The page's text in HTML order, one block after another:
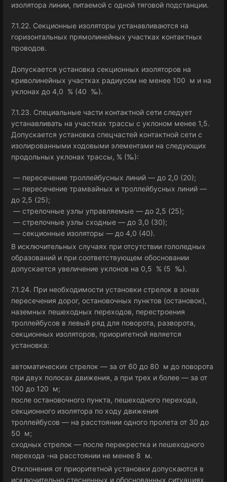
изолятора линии, питаемой с одной тяговой подстанции.
7.1.22. Секционные изоляторы устанавливаются на
горизонтальных прямолинейных участках контактных
проводов.
Допускается установка секционных изоляторов на
криволинейных участках радиусом не менее 100 м и на
уклонах до 4,0 % (40 ‰).
7.1.23. Специальные части контактной сети следует
устанавливать на участках трассы с уклоном менее 1,5.
Допускается установка спецчастей контактной сети с
изолированными ходовыми элементами на следующих
продольных уклонах трассы, % (‰):
— пересечение троллейбусных линий — до 2,0 (20);
— пересечение трамвайных и троллейбусных линий —
до 2,5 (25);
— стрелочные узлы управляемые — до 2,5 (25);
— стрелочные узлы сходные — до 3,0 (30);
— секционные изоляторы — до 4,0 (40).
В исключительных случаях при отсутствии гололедных
образований и при соответствующем обосновании
допускается увеличение уклонов на 0,5 % (5 ‰).
7.1.24. При необходимости установки стрелок в зонах
пересечения дорог, остановочных пунктов (остановок),
наземных пешеходных переходов, перестроения
троллейбусов в левый ряд для поворота, разворота,
секционных изоляторов, приоритетной является
установка:
автоматических стрелок — за от 60 до 80 м до поворота
при двух полосах движения, а при трех и более — за от
100 до 120 м;
после остановочного пункта, пешеходного перехода,
секционного изолятора по ходу движения
троллейбусов — на расстоянии одного пролета от 30 до
50 м;
сходных стрелок — после перекрестка и пешеходного
перехода -на расстоянии не менее 8 м.
Отклонения от приоритетной установки допускаются в
исключительно стесненных и обоснованных ситуациях.